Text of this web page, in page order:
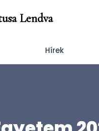
Lendva
Hírek